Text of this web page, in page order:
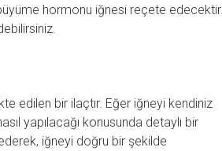
hormonu iğnesi reçete edecektir.
edilen bir ilaçtır. Eğer iğneyi kendiniz
yapılacağı konusunda detaylı bir
iğneyi doğru bir şekilde